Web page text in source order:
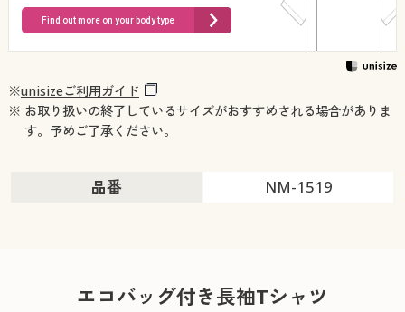
Find out more on your body type
※unisizeご利用ガイド
※ お取り扱いの終了しているサイズがおすすめされる場合がありま
す。予めご了承ください。
品番 NM-1519
エコバッグ付き長袖Tシャツ